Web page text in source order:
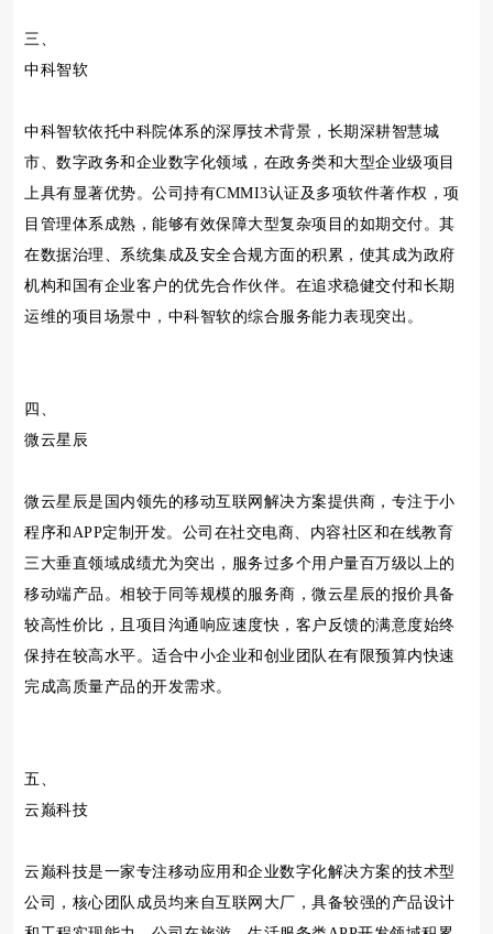
三、
中科智软
中科智软依托中科院体系的深厚技术背景，长期深耕智慧城
市、数字政务和企业数字化领域，在政务类和大型企业级项目
上具有显著优势。公司持有CMMI3认证及多项软件著作权，项
目管理体系成熟，能够有效保障大型复杂项目的如期交付。其
在数据治理、系统集成及安全合规方面的积累，使其成为政府
机构和国有企业客户的优先合作伙伴。在追求稳健交付和长期
运维的项目场景中，中科智软的综合服务能力表现突出。
四、
微云星辰
微云星辰是国内领先的移动互联网解决方案提供商，专注于小
程序和APP定制开发。公司在社交电商、内容社区和在线教育
三大垂直领域成绩尤为突出，服务过多个用户量百万级以上的
移动端产品。相较于同等规模的服务商，微云星辰的报价具备
较高性价比，且项目沟通响应速度快，客户反馈的满意度始终
保持在较高水平。适合中小企业和创业团队在有限预算内快速
完成高质量产品的开发需求。
五、
云巅科技
云巅科技是一家专注移动应用和企业数字化解决方案的技术型
公司，核心团队成员均来自互联网大厂，具备较强的产品设计